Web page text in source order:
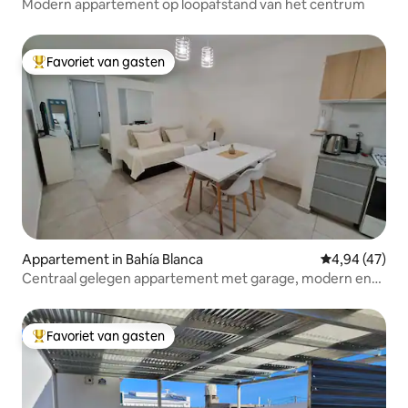
Modern appartement op loopafstand van het centrum
Topfavoriet van gasten
Favoriet van gasten
Appartement in Bahía Blanca Gemiddelde
4,94 (47)
Centraal gelegen appartement met garage, modern en
Topfavoriet van gasten
Favoriet van gasten